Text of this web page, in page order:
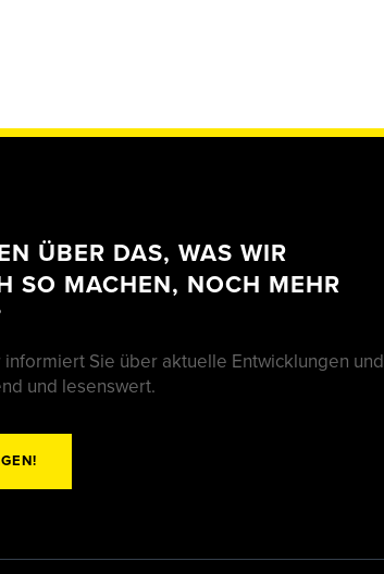
ÜBER DAS, WAS WIR
SO MACHEN, NOCH MEHR
Sie über aktuelle Entwicklungen und
und lesenswert.